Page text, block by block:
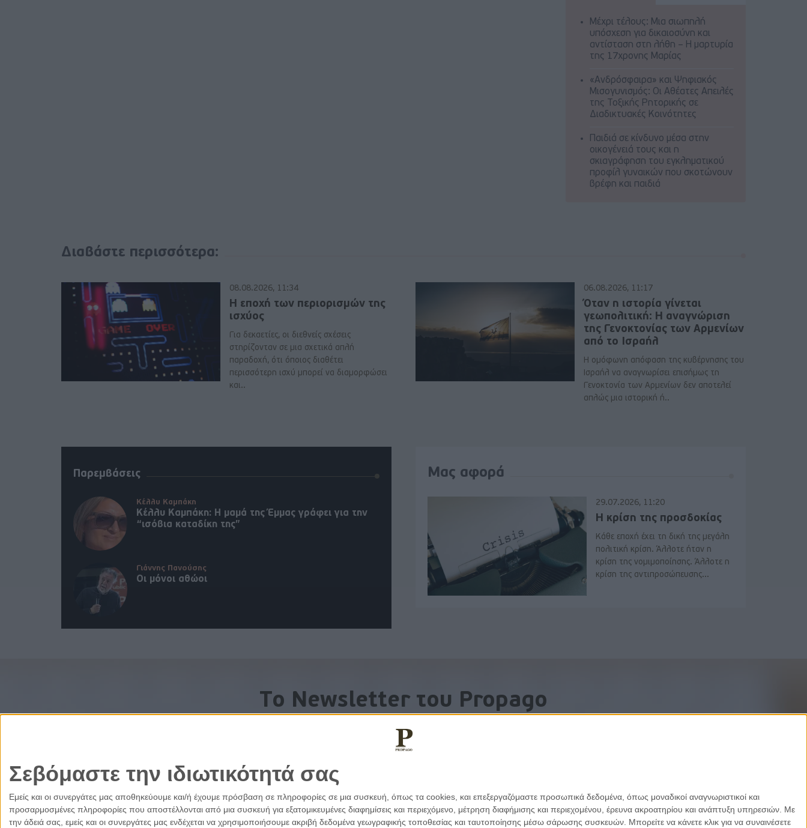
Σεβόμαστε την ιδιωτικότητά σας
Εμείς και οι συνεργάτες μας αποθηκεύουμε και/ή έχουμε πρόσβαση σε πληροφορίες σε μια συσκευή, όπως τα cookies, και επεξεργαζόμαστε προσωπικά δεδομένα, όπως μοναδικοί αναγνωριστικοί και
προσαρμοσμένες πληροφορίες που αποστέλλονται από μια συσκευή για εξατομικευμένες διαφημίσεις και περιεχόμενο, μέτρηση διαφήμισης και περιεχομένου, έρευνα ακροατηρίου και ανάπτυξη υπηρεσιών. Με
την άδειά σας, εμείς και οι συνεργάτες μας ενδέχεται να χρησιμοποιήσουμε ακριβή δεδομένα γεωγραφικής τοποθεσίας και ταυτοποίησης μέσω σάρωσης συσκευών. Μπορείτε να κάνετε κλικ για να συναινέσετε
Μέχρι τέλους: Μια σιωπηλή
υπόσχεση για δικαιοσύνη και
αντίσταση στη λήθη – Η μαρτυρία
της 17χρονης Μαρίας
«Ανδρόσφαιρα» και Ψηφιακός
Μισογυνισμός: Οι Αθέατες Απειλές
της Τοξικής Ρητορικής σε
Διαδικτυακές Κοινότητες
Παιδιά σε κίνδυνο μέσα στην
οικογένειά τους και η
σκιαγράφηση του εγκληματικού
προφίλ γυναικών που σκοτώνουν
βρέφη και παιδιά
Διαβάστε περισσότερα:
08.08.2026, 11:34
Η εποχή των περιορισμών της
ισχύος
Για δεκαετίες, οι διεθνείς σχέσεις
στηρίζονταν σε μια σχετικά απλή
παραδοχή, ότι όποιος διαθέτει
περισσότερη ισχύ μπορεί να διαμορφώσει
και..
06.08.2026, 11:17
Όταν η ιστορία γίνεται
γεωπολιτική: Η αναγνώριση
της Γενοκτονίας των Αρμενίων
από το Ισραήλ
Η ομόφωνη απόφαση της κυβέρνησης του
Ισραήλ να αναγνωρίσει επισήμως τη
Γενοκτονία των Αρμενίων δεν αποτελεί
απλώς μια ιστορική ή..
Παρεμβάσεις
Κέλλυ Καμπάκη
Κέλλυ Καμπάκη: Η μαμά της Έμμας γράφει για την
“ισόβια καταδίκη της”
Γιάννης Πανούσης
Οι μόνοι αθώοι
Μας αφορά
29.07.2026, 11:20
Η κρίση της προσδοκίας
Κάθε εποχή έχει τη δική της μεγάλη
πολιτική κρίση. Άλλοτε ήταν η
κρίση της νομιμοποίησης. Άλλοτε η
κρίση της αντιπροσώπευσης...
To Newsletter του Propago
Λάβετε την ανάλυση της ημέρας στο email σας